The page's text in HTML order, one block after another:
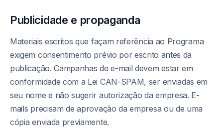
Publicidade e propaganda
Materiais escritos que façam referência ao Programa
exigem consentimento prévio por escrito antes da
publicação. Campanhas de e-mail devem estar em
conformidade com a Lei CAN-SPAM, ser enviadas em
seu nome e não sugerir autorização da empresa. E-
mails precisam de aprovação da empresa ou de uma
cópia enviada previamente.